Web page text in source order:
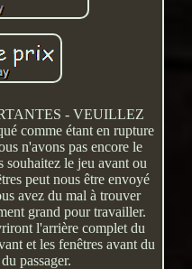
- VEUILLEZ
comme étant en rupture
n'avons pas encore le
souhaitez le jeu avant ou
peut nous être envoyé
avez du mal à trouver
grand pour travailler.
l'arrière complet du
et les fenêtres avant du
passager.